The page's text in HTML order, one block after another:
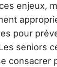
enjeux,
pour
seniors
consacrer